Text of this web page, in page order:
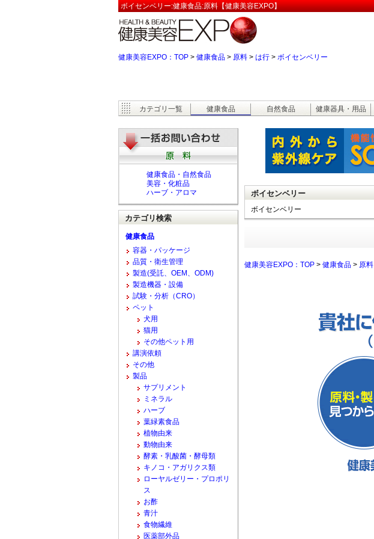
ボイセンベリー:健康食品:原料【健康美容EXPO】
健康美容EXPO：TOP > 健康食品 > 原料 > は行 > ボイセンベリー
カテゴリ一覧 健康食品 自然食品 健康器具・用品
ボイセンベリー
ボイセンベリー
健康美容EXPO：TOP > 健康食品 > 原料
健康食品・自然食品
美容・化粧品
ハーブ・アロマ
カテゴリ検索
健康食品
容器・パッケージ
品質・衛生管理
製造(受託、OEM、ODM)
製造機器・設備
試験・分析（CRO）
ペット
犬用
猫用
その他ペット用
講演依頼
その他
製品
サプリメント
ミネラル
ハーブ
葉緑素食品
植物由来
動物由来
酵素・乳酸菌・酵母類
キノコ・アガリクス類
ローヤルゼリー・プロポリ
ス
お酢
青汁
食物繊維
医薬部外品